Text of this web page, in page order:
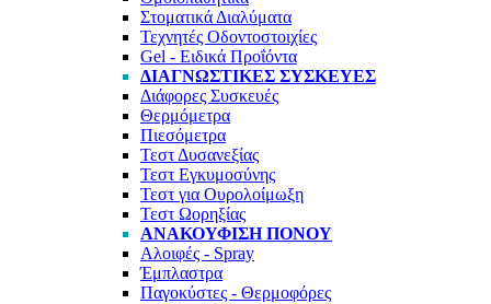
Στοματικά Διαλύματα
Τεχνητές Οδοντοστοιχίες
Gel - Ειδικά Προΐόντα
ΔΙΑΓΝΩΣΤΙΚΈΣ ΣΥΣΚΕΥΈΣ
Διάφορες Συσκευές
Θερμόμετρα
Πιεσόμετρα
Τεστ Δυσανεξίας
Τεστ Εγκυμοσύνης
Τεστ για Ουρολοίμωξη
Τεστ Ωορηξίας
ΑΝΑΚΟΎΦΙΣΗ ΠΌΝΟΥ
Αλοιφές - Spray
Έμπλαστρα
Παγοκύστες - Θερμοφόρες